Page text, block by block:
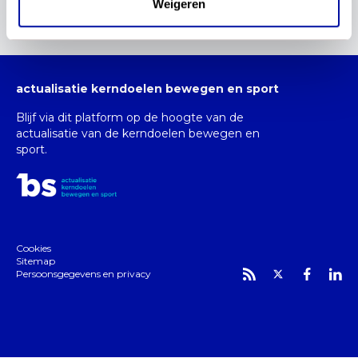
Weigeren
actualisatie kerndoelen bewegen en sport
Blijf via dit platform op de hoogte van de
actualisatie van de kerndoelen bewegen en
sport.
Cookies
Sitemap
Persoonsgegevens en privacy